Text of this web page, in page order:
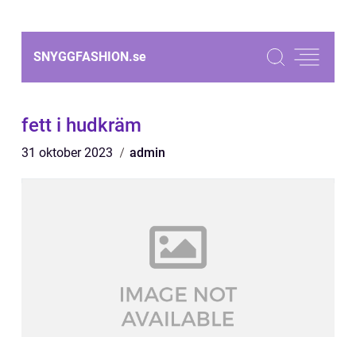
SNYGGFASHION.se
fett i hudkräm
31 oktober 2023 admin